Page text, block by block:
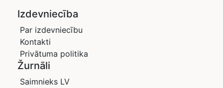
Izdevniecība
Par izdevniecību
Kontakti
Privātuma politika
Žurnāli
Saimnieks LV